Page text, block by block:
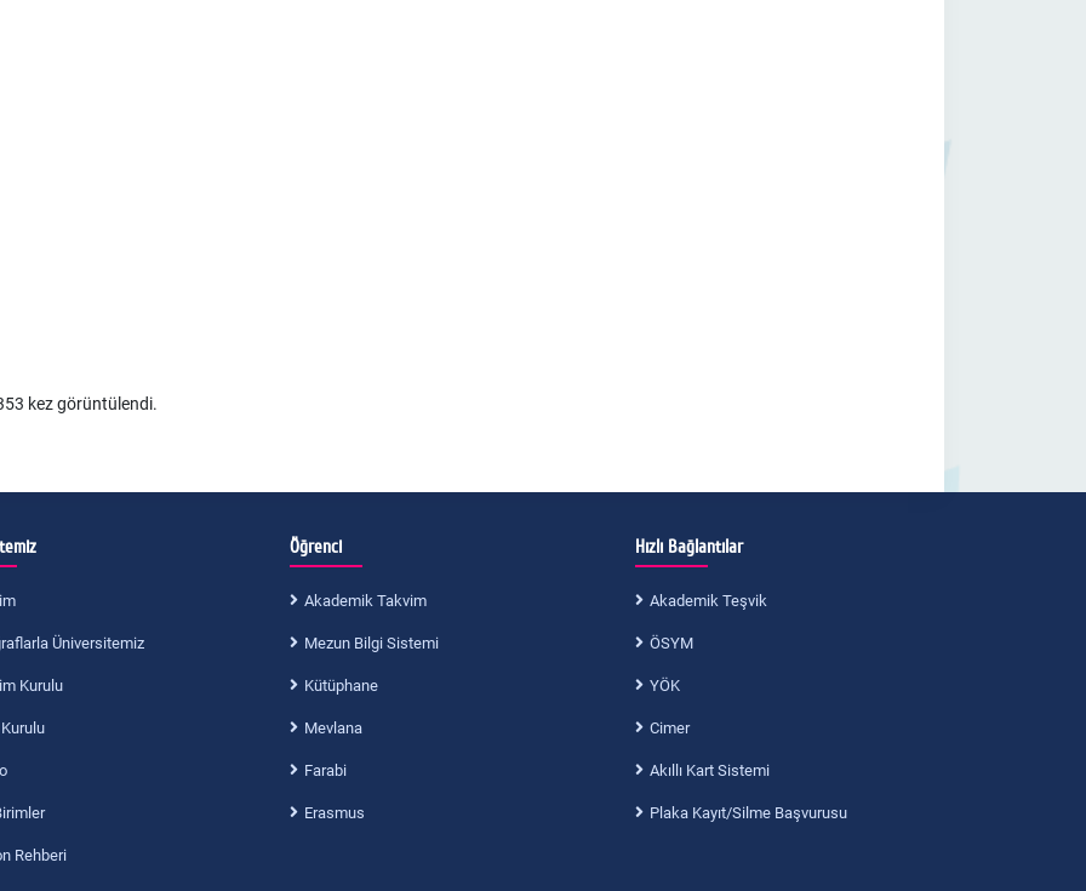
kez görüntülendi.
Üniversitemiz
Kurulu
Rehberi
Öğrenci
Akademik Takvim
Mezun Bilgi Sistemi
Kütüphane
Mevlana
Farabi
Erasmus
Hızlı Bağlantılar
Akademik Teşvik
ÖSYM
YÖK
Cimer
Akıllı Kart Sistemi
Plaka Kayıt/Silme Başvurusu